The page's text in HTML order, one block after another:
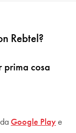
Rebtel?
prima cosa
Google Play e